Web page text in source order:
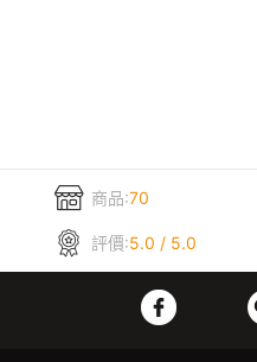
商品:70
評價:5.0 / 5.0